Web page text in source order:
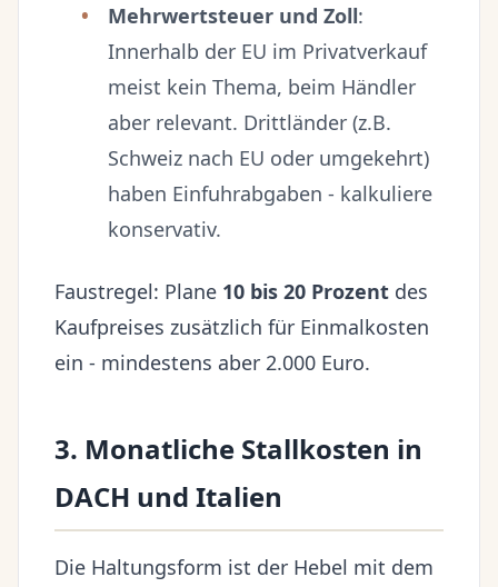
Mehrwertsteuer und Zoll:
Innerhalb der EU im Privatverkauf
meist kein Thema, beim Händler
aber relevant. Drittländer (z.B.
Schweiz nach EU oder umgekehrt)
haben Einfuhrabgaben - kalkuliere
konservativ.
Faustregel: Plane 10 bis 20 Prozent des
Kaufpreises zusätzlich für Einmalkosten
ein - mindestens aber 2.000 Euro.
3. Monatliche Stallkosten in
DACH und Italien
Die Haltungsform ist der Hebel mit dem